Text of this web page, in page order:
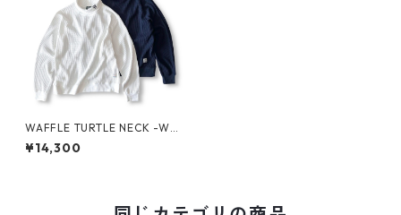
WAFFLE TURTLE NECK -WO
ODBLOCK-
¥14,300